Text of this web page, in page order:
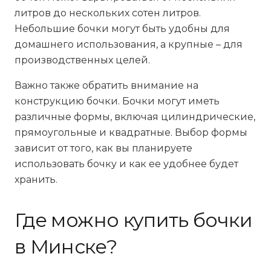
литров до нескольких сотен литров.
Небольшие бочки могут быть удобны для
домашнего использования, а крупные – для
производственных целей.
Важно также обратить внимание на
конструкцию бочки. Бочки могут иметь
различные формы, включая цилиндрические,
прямоугольные и квадратные. Выбор формы
зависит от того, как вы планируете
использовать бочку и как ее удобнее будет
хранить.
Где можно купить бочки
в Минске?